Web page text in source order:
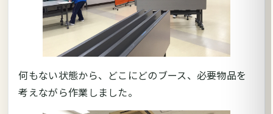
何もない状態から、どこにどのブース、必要物品を
考えながら作業しました。